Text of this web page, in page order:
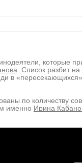
которые
. Список разбит
в
по количеству
именно Ирина